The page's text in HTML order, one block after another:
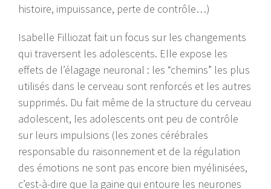
histoire, impuissance, perte de contrôle…)
Isabelle Filliozat fait un focus sur les changements
qui traversent les adolescents. Elle expose les
effets de l’élagage neuronal : les “chemins” les plus
utilisés dans le cerveau sont renforcés et les autres
supprimés. Du fait même de la structure du cerveau
adolescent, les adolescents ont peu de contrôle
sur leurs impulsions (les zones cérébrales
responsable du raisonnement et de la régulation
des émotions ne sont pas encore bien myélinisées,
c’est-à-dire que la gaine qui entoure les neurones